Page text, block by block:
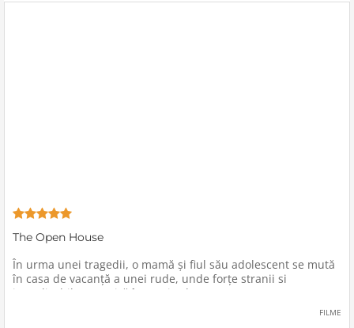
The Open House
În urma unei tragedii, o mamă şi fiul său adolescent se mută
în casa de vacanţă a unei rude, unde forţe stranii si
inexplicabile conspiră împotriva lor.
FILME